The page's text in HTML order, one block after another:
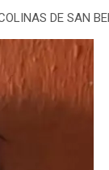
DE SAN